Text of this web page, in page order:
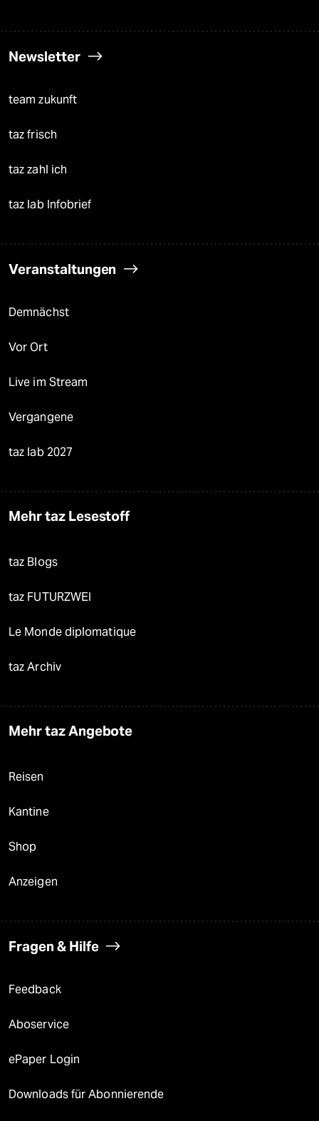
Newsletter
team zukunft
taz frisch
taz zahl ich
taz lab Infobrief
Veranstaltungen
Demnächst
Vor Ort
Live im Stream
Vergangene
taz lab 2027
Mehr taz Lesestoff
taz Blogs
taz FUTURZWEI
Le Monde diplomatique
taz Archiv
Mehr taz Angebote
Reisen
Kantine
Shop
Anzeigen
Fragen & Hilfe
Feedback
Aboservice
ePaper Login
Downloads für Abonnierende